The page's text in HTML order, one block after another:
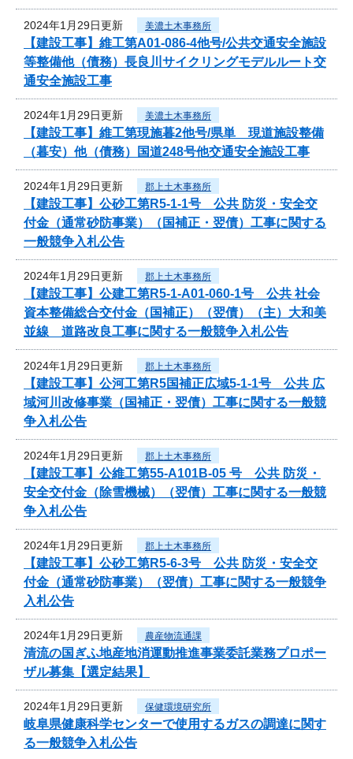
2024年1月29日更新 美濃土木事務所
【建設工事】維工第A01-086-4他号/公共交通安全施設
等整備他（債務）長良川サイクリングモデルルート交
通安全施設工事
2024年1月29日更新 美濃土木事務所
【建設工事】維工第現施暮2他号/県単 現道施設整備
（暮安）他（債務）国道248号他交通安全施設工事
2024年1月29日更新 郡上土木事務所
【建設工事】公砂工第R5-1-1号 公共 防災・安全交
付金（通常砂防事業）（国補正・翌債）工事に関する
一般競争入札公告
2024年1月29日更新 郡上土木事務所
【建設工事】公建工第R5-1-A01-060-1号 公共 社会
資本整備総合交付金（国補正）（翌債）（主）大和美
並線 道路改良工事に関する一般競争入札公告
2024年1月29日更新 郡上土木事務所
【建設工事】公河工第R5国補正広域5-1-1号 公共 広
域河川改修事業（国補正・翌債）工事に関する一般競
争入札公告
2024年1月29日更新 郡上土木事務所
【建設工事】公維工第55-A101B-05 号 公共 防災・
安全交付金（除雪機械）（翌債）工事に関する一般競
争入札公告
2024年1月29日更新 郡上土木事務所
【建設工事】公砂工第R5-6-3号 公共 防災・安全交
付金（通常砂防事業）（翌債）工事に関する一般競争
入札公告
2024年1月29日更新 農産物流通課
清流の国ぎふ地産地消運動推進事業委託業務プロポー
ザル募集【選定結果】
2024年1月29日更新 保健環境研究所
岐阜県健康科学センターで使用するガスの調達に関す
る一般競争入札公告